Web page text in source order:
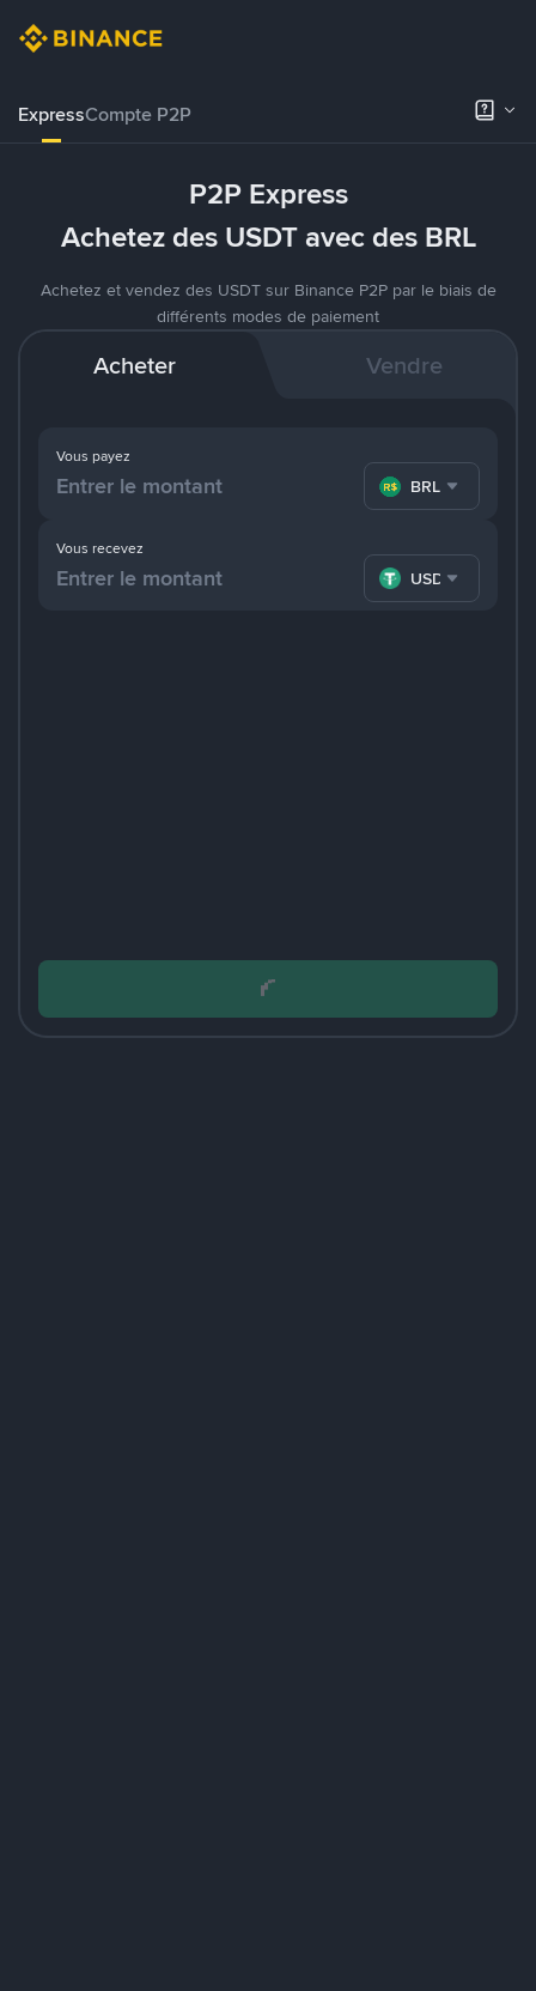
ExpressCompte P2P
P2P Express
Achetez des USDT avec des BRL
Achetez et vendez des USDT sur Binance P2P par le biais de
différents modes de paiement
Acheter Vendre
Vous payez
BRL
Vous recevez
USDT